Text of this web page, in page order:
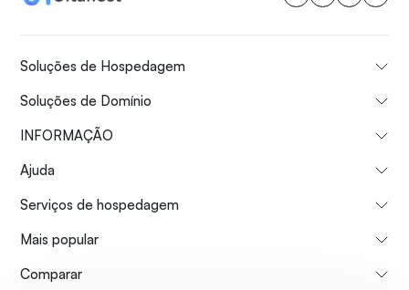
Soluções de Hospedagem
Soluções de Domínio
INFORMAÇÃO
Ajuda
Serviços de hospedagem
Mais popular
Comparar